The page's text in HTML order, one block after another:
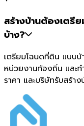
สร้างบ้านต้องเตรี
บ้าง?
เตรียมโฉนดที่ดิน แบบ
หน่วยงานท้องถิ่น และ
ราคา และบริษัทรับสร้า